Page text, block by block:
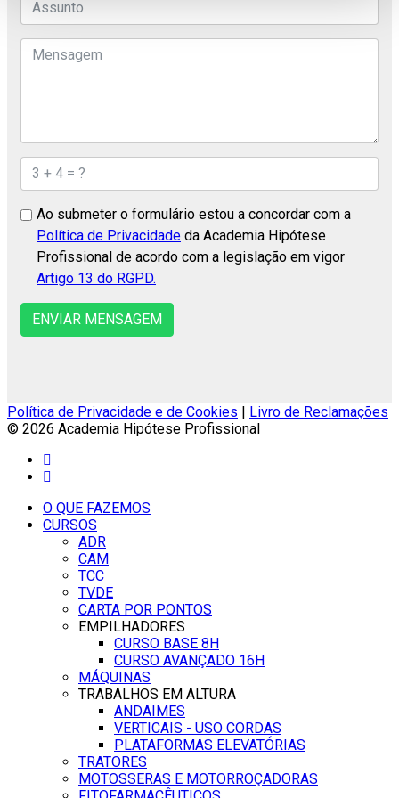
Ao submeter o formulário estou a concordar com a
Política de Privacidade da Academia Hipótese
Profissional de acordo com a legislação em vigor
Artigo 13 do RGPD.
ENVIAR MENSAGEM
Política de Privacidade e de Cookies
Livro de Reclamações
© 2026 Academia Hipótese Profissional
O QUE FAZEMOS
CURSOS
ADR
CAM
TCC
TVDE
CARTA POR PONTOS
EMPILHADORES
CURSO BASE 8H
CURSO AVANÇADO 16H
MÁQUINAS
TRABALHOS EM ALTURA
ANDAIMES
VERTICAIS - USO CORDAS
PLATAFORMAS ELEVATÓRIAS
TRATORES
MOTOSSERAS E MOTORROÇADORAS